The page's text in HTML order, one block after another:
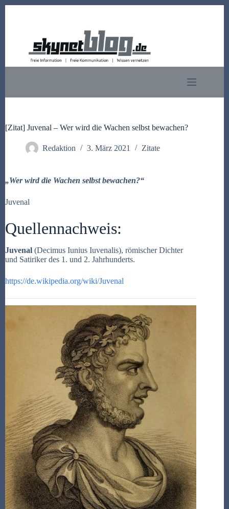
[Zitat] Juvenal – Wer wird die Wachen selbst bewachen?
Redaktion 3. März 2021 Zitate
„Wer wird die Wachen selbst bewachen?“
Juvenal
Quellennachweis:
Juvenal (Decimus Iunius Iuvenalis), römischer Dichter
und Satiriker des 1. und 2. Jahrhunderts.
https://de.wikipedia.org/wiki/Juvenal